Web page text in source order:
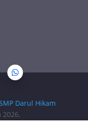
Darul Hikam
2026.